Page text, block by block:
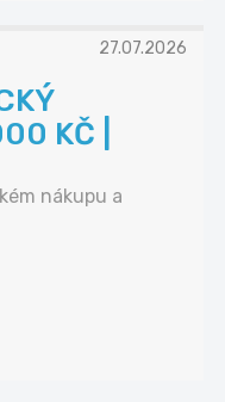
27.07.2026
KČ |
nákupu a